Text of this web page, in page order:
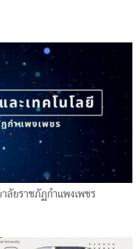
ลัยราชภัฏกำแพงเพชร